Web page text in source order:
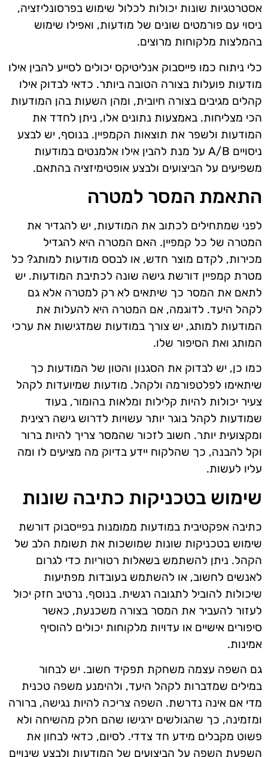
אסטרטגיות שונות יכולות לכלול שימוש בפרסונליזציה,
ניסוי עם פורמטים שונים של מודעות, ואפילו שימוש
בהמלצות מלקוחות מרוצים.
כלי ניתוח כמו פייסבוק אנליטיקס יכולים לסייע להבין אילו
מודעות פועלות בצורה הטובה ביותר. כדאי לבדוק אילו
קהלים מגיבים בצורה חיובית, ומהן השעות בהן המודעות
הכי מצליחות. באמצעות נתונים אלו, ניתן לחדד את
המודעות ולשפר את תוצאות הקמפיין. בנוסף, יש לבצע
ניסויים A/B על מנת להבין אילו אלמנטים במודעות
משפיעים על הביצועים ולבצע אופטימיזציה בהתאם.
התאמת המסר למטרה
לפני שמתחילים לכתוב את המודעות, יש להגדיר את
המטרה של כל קמפיין. האם המטרה היא להגדיל
מכירות, לקדם מוצר חדש, או לבסס מודעות למותג? כל
מטרת קמפיין דורשת גישה שונה לכתיבת המודעות. יש
לתאם את המסר כך שיתאים לא רק למטרה אלא גם
לקהל היעד. לדוגמה, אם המטרה היא להעלות את
המודעות למותג, יש צורך במודעות שמדגישות את ערכי
המותג ואת הסיפור שלו.
כמו כן, יש לבדוק את הסגנון והטון של המודעות כך
שיתאימו לפלטפורמה ולקהל. מודעות שמיועדות לקהל
צעיר יכולות להיות קלילות ומלאות בהומור, בעוד
שמודעות לקהל בוגר יותר עשויות לדרוש גישה רצינית
ומקצועית יותר. חשוב לזכור שהמסר צריך להיות ברור
וקל להבנה, כך שהלקוח יידע בדיוק מה מציעים לו ומה
עליו לעשות.
שימוש בטכניקות כתיבה שונות
כתיבה אפקטיבית במודעות ממומנות בפייסבוק דורשת
שימוש בטכניקות שונות שמושכות את תשומת הלב של
הקהל. ניתן להשתמש בשאלות רטוריות כדי לגרום
לאנשים לחשוב, או להשתמש בעובדות מפתיעות
שיכולות להוביל לתגובה רגשית. בנוסף, נרטיב חזק יכול
לעזור להעביר את המסר בצורה משכנעת, כאשר
סיפורים אישיים או עדויות מלקוחות יכולים להוסיף
אמינות.
גם השפה עצמה משחקת תפקיד חשוב. יש לבחור
במילים שמדברות לקהל היעד, ולהימנע משפה טכנית
מדי אם אינה נדרשת. השפה צריכה להיות נגישה, ברורה
ומזמינה, כך שהגולשים ירגישו שהם חלק מהשיחה ולא
פשוט מקבלים מידע חד צדדי. לסיום, כדאי לבחון את
השפעת השפה על הביצועים של המודעות ולבצע שינויים